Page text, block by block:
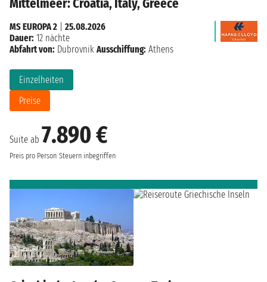
Suite ab 7.890 €
Preis pro Person Steuern inbegriffen
Einzelheiten
Preise
MS EUROPA 2
25.08.2026
Dauer: 12 nächte
Abfahrt von: Dubrovnik Ausschiffung: Athens